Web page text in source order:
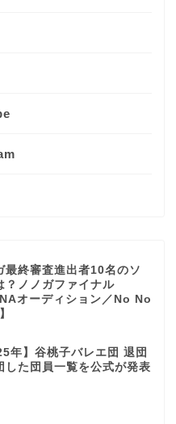
最終審査進出者10名のソ
？ノノガファイナル
オーディション／No No
年】谷桃子バレエ団 退団
した団員一覧を公式が発表